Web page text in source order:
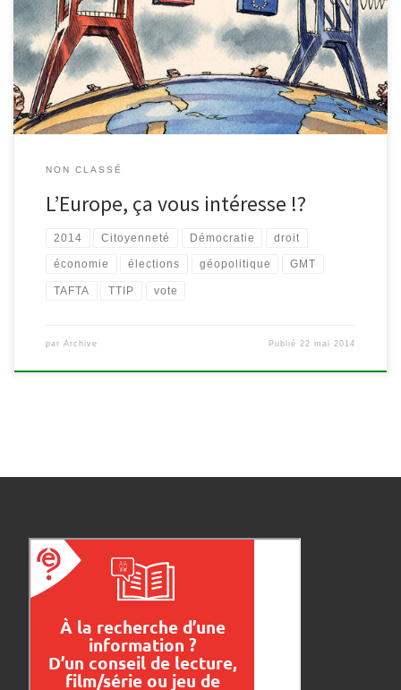
semblait incontournable de vous informer des enjeux des
prochaines élections de fin mai 2014. Ayant la volonté d’initier une
réflexion de fond auprès des gens, la bibliothèque s’est […]
NON CLASSÉ
L’Europe, ça vous intéresse !?
2014 Citoyenneté Démocratie droit
économie élections géopolitique GMT
TAFTA TTIP vote
par Archive Publié 22 mai 2014